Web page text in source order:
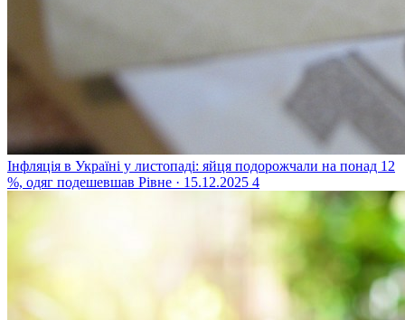
Інфляція в Україні у листопаді: яйця подорожчали на понад 12
%, одяг подешевшав Рівне · 15.12.2025 4